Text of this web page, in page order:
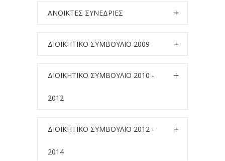
ΑΝΟΙΚΤΕΣ ΣΥΝΕΔΡΙΕΣ
ΔΙΟΙΚΗΤΙΚΟ ΣΥΜΒΟΥΛΙΟ 2009
ΔΙΟΙΚΗΤΙΚΟ ΣΥΜΒΟΥΛΙΟ 2010 -
2012
ΔΙΟΙΚΗΤΙΚΟ ΣΥΜΒΟΥΛΙΟ 2012 -
2014